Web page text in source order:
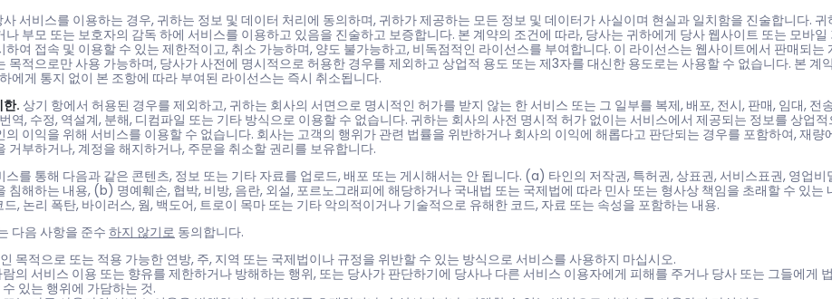
사 서비스를 이용하는 경우, 귀하는 정보 및 데이터 처리에 동의하며, 귀하가 제공하는 모든 정보 및 데이터가 사실이며 현실과 일치함을 진술합니다. 귀
나 부모 또는 보호자의 감독 하에 서비스를 이용하고 있음을 진술하고 보증합니다. 본 계약의 조건에 따라, 당사는 귀하에게 당사 웹사이트 또는 모바일
하여 접속 및 이용할 수 있는 제한적이고, 취소 가능하며, 양도 불가능하고, 비독점적인 라이선스를 부여합니다. 이 라이선스는 웹사이트에서 판매되는
목적으로만 사용 가능하며, 당사가 사전에 명시적으로 허용한 경우를 제외하고 상업적 용도 또는 제3자를 대신한 용도로는 사용할 수 없습니다. 본 계
에게 통지 없이 본 조항에 따라 부여된 라이선스는 즉시 취소됩니다.
한. 상기 항에서 허용된 경우를 제외하고, 귀하는 회사의 서면으로 명시적인 허가를 받지 않는 한 서비스 또는 그 일부를 복제, 배포, 전시, 판매, 임대, 전
역, 수정, 역설계, 분해, 디컴파일 또는 기타 방식으로 이용할 수 없습니다. 귀하는 회사의 사전 명시적 허가 없이는 서비스에서 제공되는 정보를 상업
의 이익을 위해 서비스를 이용할 수 없습니다. 회사는 고객의 행위가 관련 법률을 위반하거나 회사의 이익에 해롭다고 판단되는 경우를 포함하여, 재량
거부하거나, 계정을 해지하거나, 주문을 취소할 권리를 보유합니다.
스를 통해 다음과 같은 콘텐츠, 정보 또는 기타 자료를 업로드, 배포 또는 게시해서는 안 됩니다. (a) 타인의 저작권, 특허권, 상표권, 서비스표권, 영업비
침해하는 내용, (b) 명예훼손, 협박, 비방, 음란, 외설, 포르노그래피에 해당하거나 국내법 또는 국제법에 따라 민사 또는 형사상 책임을 초래할 수 있는
, 논리 폭탄, 바이러스, 웜, 백도어, 트로이 목마 또는 기타 악의적이거나 기술적으로 유해한 코드, 자료 또는 속성을 포함하는 내용.
다음 사항을 준수 하지 않기로 동의합니다.
목적으로 또는 적용 가능한 연방, 주, 지역 또는 국제법이나 규정을 위반할 수 있는 방식으로 서비스를 사용하지 마십시오.
람의 서비스 이용 또는 향유를 제한하거나 방해하는 행위, 또는 당사가 판단하기에 당사나 다른 서비스 이용자에게 피해를 주거나 당사 또는 그들에게
수 있는 행위에 가담하는 것.